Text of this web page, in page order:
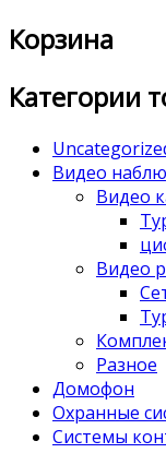
Корзина
Категории
Видео
Видео
Видео
Разное
Домофон
Охранные
Системы